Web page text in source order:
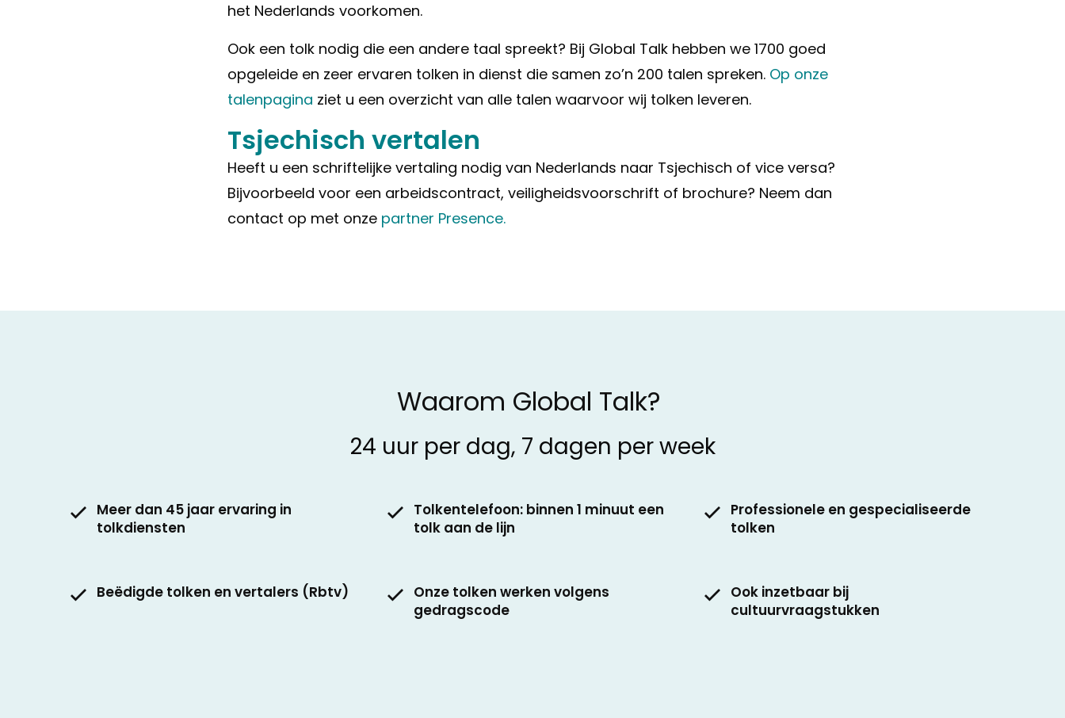
het Nederlands voorkomen.
Ook een tolk nodig die een andere taal spreekt? Bij Global Talk hebben we 1700 goed
opgeleide en zeer ervaren tolken in dienst die samen zo’n 200 talen spreken. Op onze
talenpagina ziet u een overzicht van alle talen waarvoor wij tolken leveren.
Tsjechisch vertalen
Heeft u een schriftelijke vertaling nodig van Nederlands naar Tsjechisch of vice versa?
Bijvoorbeeld voor een arbeidscontract, veiligheidsvoorschrift of brochure? Neem dan
contact op met onze partner Presence.
Waarom Global Talk?
24 uur per dag, 7 dagen per week
Meer dan 45 jaar ervaring in
tolkdiensten
Tolkentelefoon: binnen 1 minuut een
tolk aan de lijn
Professionele en gespecialiseerde
tolken
Beëdigde tolken en vertalers (Rbtv)
Onze tolken werken volgens
gedragscode
Ook inzetbaar bij
cultuurvraagstukken